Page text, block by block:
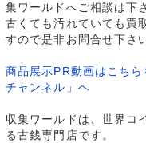
集ワールドへご相談は下
古くても汚れていても買
すので是非お問合せ下さ
商品展示PR動画はこち
チャンネル」へ
収集ワールドは、世界コ
る古銭専門店です。